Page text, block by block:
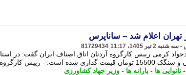
تهران اعلام شد – ساناپرس
81729434
- نانوایی ها - یارانه ها - وزیر جهاد کشاورزی